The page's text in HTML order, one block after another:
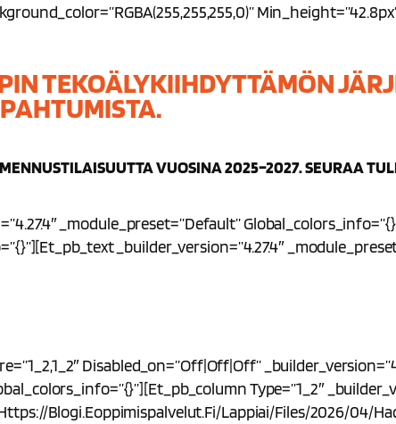
TEKOÄLYKIIHDYTTÄMÖN
VUOSINA 2025–2027. SEURAA
_module_preset=”default”
_builder_version=”4.27.4″
Disabled_on=”off|off|off”
Type=”1_2″
blogi.eoppimispalvelut.fi/lappiai/files/2026/04/